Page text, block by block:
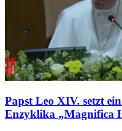
Papst Leo XIV. setzt
Enzyklika „Magnifica